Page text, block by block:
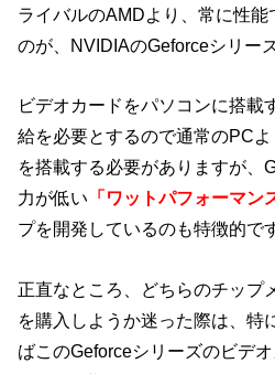
ライバルのAMDより、常に性
のが、NVIDIAのGeforceシリー
ビデオカードをパソコンに搭載
給を必要とするので通常のPC
を搭載する必要がありますが、
力が低い 「ワットパフォーマン
プを開発しているのも特徴的で
正直なところ、どちらのチップ
を購入しようか迷った際は、特
ばこのGeforceシリーズのビデ